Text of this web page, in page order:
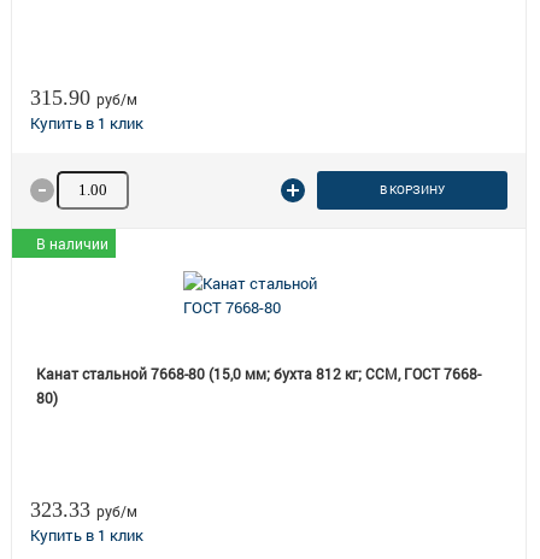
315.90 руб/м
Количество товара В КОРЗИНУ
В наличии
Канат стальной 7668-80 (15,0 мм; бухта 812 кг; ССМ, ГОСТ 7668-
80)
323.33 руб/м